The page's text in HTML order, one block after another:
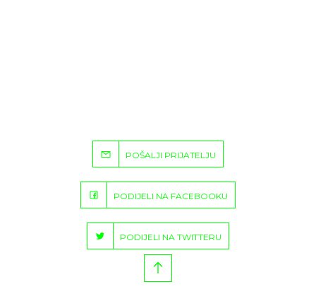
POŠALJI PRIJATELJU
PODIJELI NA FACEBOOKU
PODIJELI NA TWITTERU